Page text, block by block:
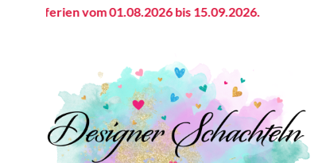
vom 01.08.2026 bis 15.09.2026.